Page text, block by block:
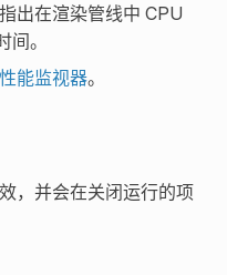
出在渲染管线中 CPU
。
能监视器。
，并会在关闭运行的项